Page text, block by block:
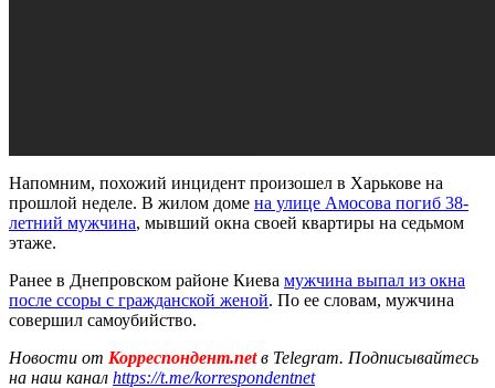
Напомним, похожий инцидент произошел в Харькове на
прошлой неделе. В жилом доме на улице Амосова погиб 38-
летний мужчина, мывший окна своей квартиры на седьмом
этаже.
Ранее в Днепровском районе Киева мужчина выпал из окна
после ссоры с гражданской женой. По ее словам, мужчина
совершил самоубийство.
Новости от Корреспондент.netв Telegram. Подписывайтесь
на наш канал https://t.me/korrespondentnet